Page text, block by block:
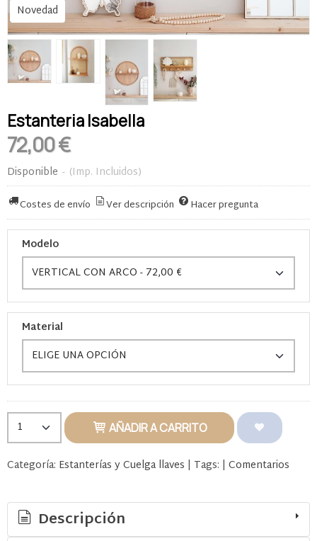
Novedad
Estanteria Isabella
72,00 €
Disponible - (Imp. Incluidos)
Costes de envío Ver descripción Hacer pregunta
Modelo
Material
AÑADIR A CARRITO
Categoría: Estanterías y Cuelga llaves | Tags: | Comentarios
Descripción